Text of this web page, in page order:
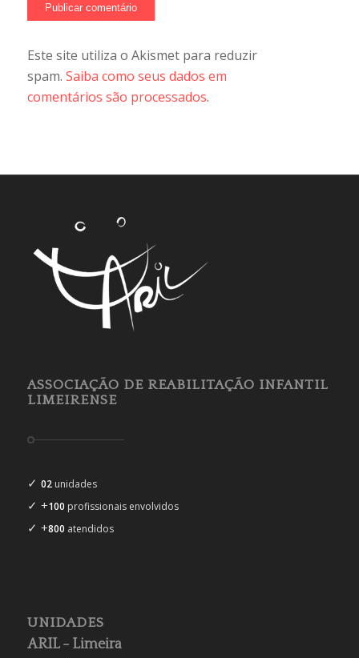
Este site utiliza o Akismet para reduzir
spam. Saiba como seus dados em
comentários são processados.
ASSOCIAÇÃO DE REABILITAÇÃO INFANTIL
LIMEIRENSE
✓ 02unidades
✓ +100 profissionais envolvidos
✓ +800 atendidos
UNIDADES
ARIL - Limeira